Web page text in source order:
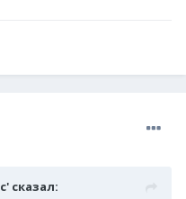
сказал: